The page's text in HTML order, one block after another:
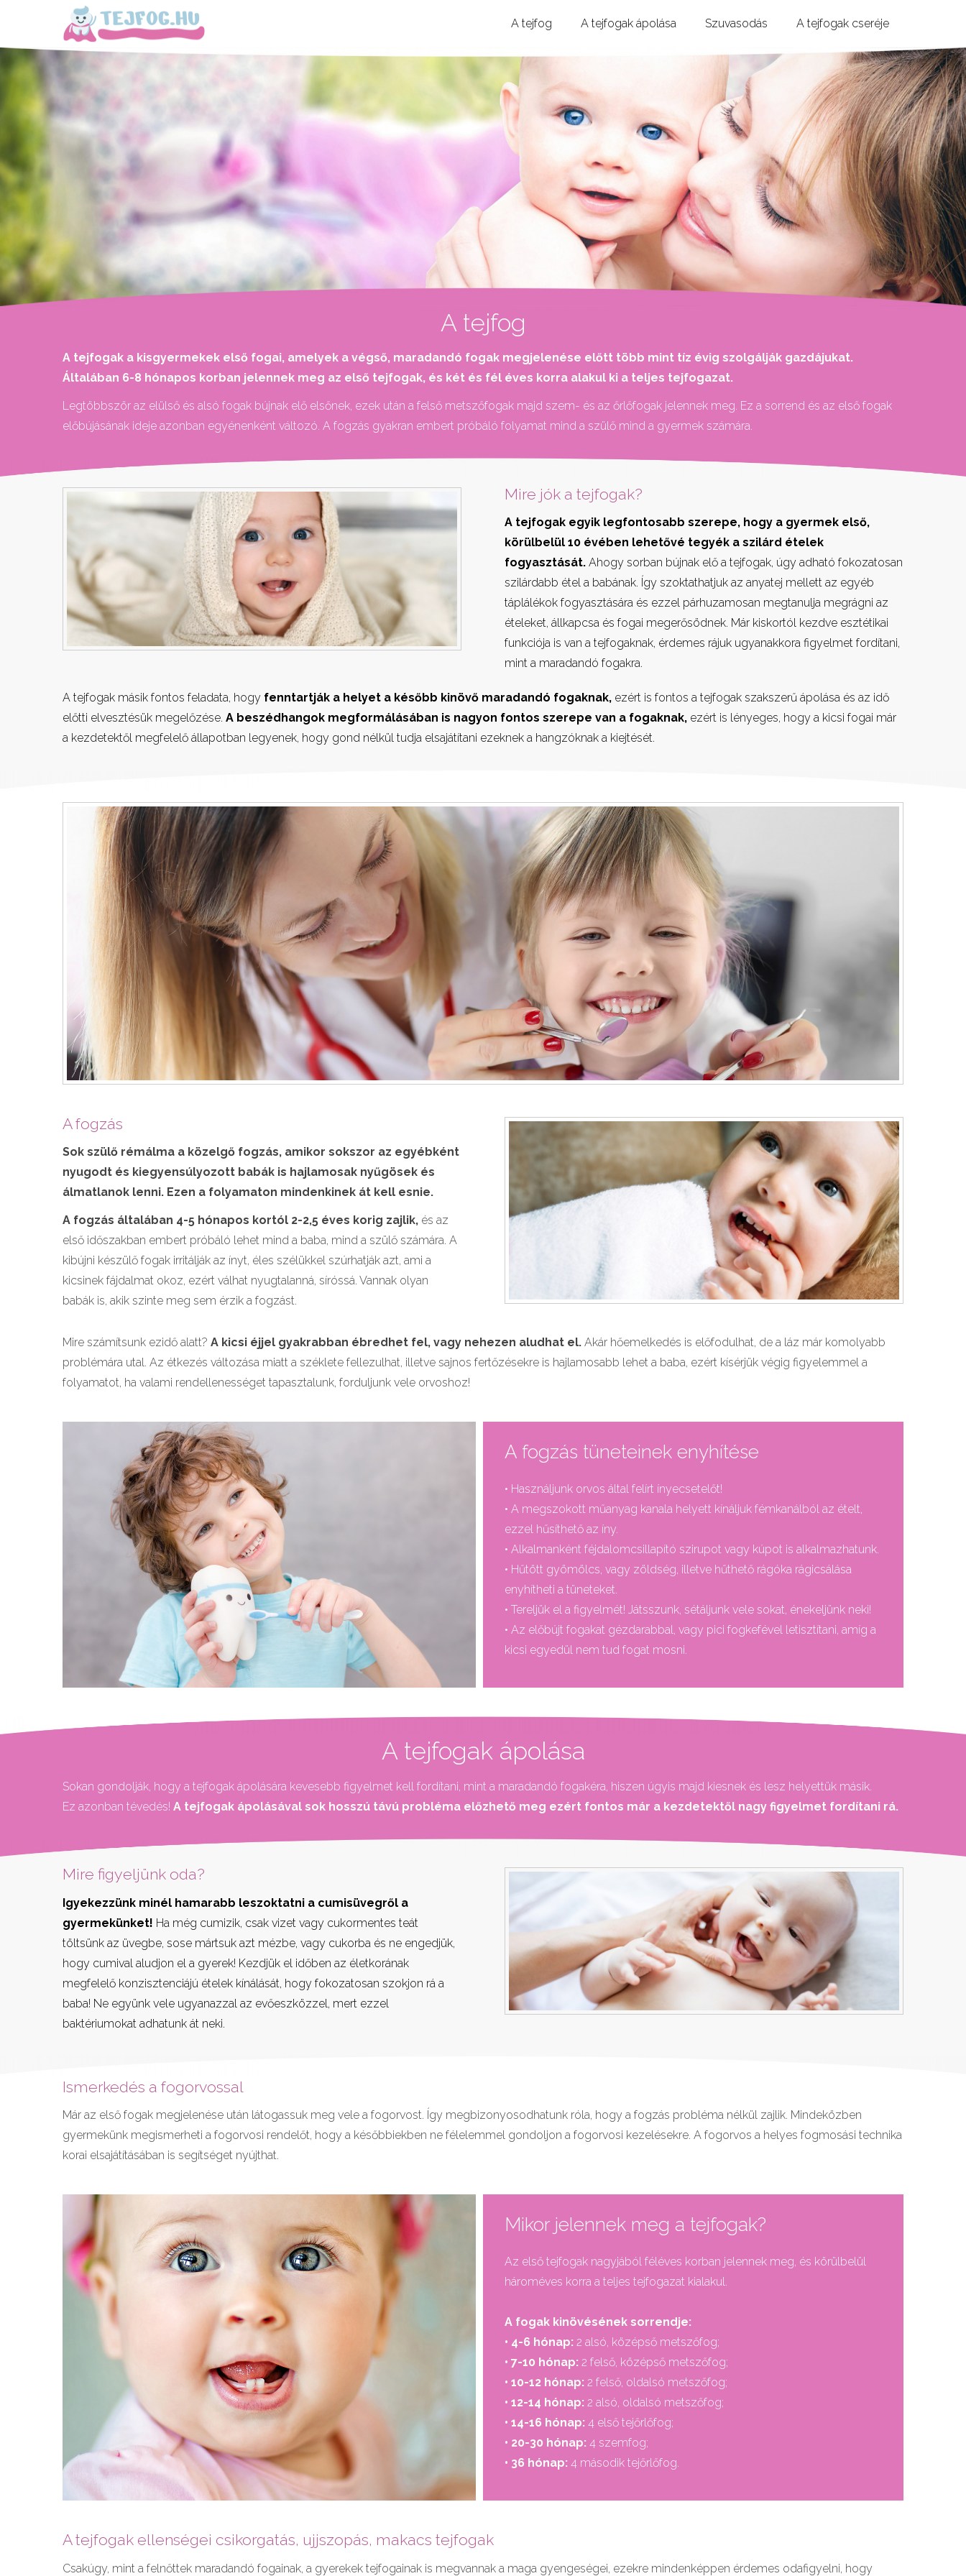
A tejfog A tejfogak ápolása Szuvasodás A tejfogak cseréje
A tejfog
A tejfogak a kisgyermekek első fogai, amelyek a végső, maradandó fogak megjelenése előtt több mint tíz évig szolgálják gazdájukat.
Általában 6-8 hónapos korban jelennek meg az első tejfogak, és két és fél éves korra alakul ki a teljes tejfogazat.
Legtöbbször az elülső és alsó fogak bújnak elő elsőnek, ezek után a felső metszőfogak majd szem- és az őrlőfogak jelennek meg. Ez a sorrend és az első fogak
előbújásának ideje azonban egyénenként változó. A fogzás gyakran embert próbáló folyamat mind a szülő mind a gyermek számára.
​Mire jók a tejfogak?
A tejfogak egyik legfontosabb szerepe, hogy a gyermek első,
körülbelül 10 évében lehetővé tegyék a szilárd ételek
fogyasztását. Ahogy sorban bújnak elő a tejfogak, úgy adható fokozatosan
szilárdabb étel a babának. Így szoktathatjuk az anyatej mellett az egyéb
táplálékok fogyasztására és ezzel párhuzamosan megtanulja megrágni az
ételeket, állkapcsa és fogai megerősödnek. Már kiskortól kezdve esztétikai
funkciója is van a tejfogaknak, érdemes rájuk ugyanakkora figyelmet fordítani,
mint a maradandó fogakra.
A tejfogak másik fontos feladata, hogy fenntartják a helyet a később kinövő maradandó fogaknak, ezért is fontos a tejfogak szakszerű ápolása és az idő
előtti elvesztésük megelőzése. A beszédhangok megformálásában is nagyon fontos szerepe van a fogaknak, ezért is lényeges, hogy a kicsi fogai már
a kezdetektől megfelelő állapotban legyenek, hogy gond nélkül tudja elsajátítani ezeknek a hangzóknak a kiejtését.
A fogzás
Sok szülő rémálma a közelgő fogzás, amikor sokszor az egyébként
nyugodt és kiegyensúlyozott babák is hajlamosak nyűgösek és
álmatlanok lenni. Ezen a folyamaton mindenkinek át kell esnie.
A fogzás általában 4-5 hónapos kortól 2-2,5 éves korig zajlik, és az
első időszakban embert próbáló lehet mind a baba, mind a szülő számára. A
kibújni készülő fogak irritálják az ínyt, éles szélükkel szúrhatják azt, ami a
kicsinek fájdalmat okoz, ezért válhat nyugtalanná, síróssá. Vannak olyan
babák is, akik szinte meg sem érzik a fogzást.
Mire számítsunk ezidő alatt? A kicsi éjjel gyakrabban ébredhet fel, vagy nehezen aludhat el. Akár hőemelkedés is előfodulhat, de a láz már komolyabb
problémára utal. Az étkezés változása miatt a széklete fellezulhat, illetve sajnos fertőzésekre is hajlamosabb lehet a baba, ezért kísérjük végig figyelemmel a
folyamatot, ha valami rendellenességet tapasztalunk, forduljunk vele orvoshoz!
A fogzás tüneteinek enyhítése
• Használjunk orvos által felírt ínyecsetelőt!
• A megszokott műanyag kanala helyett kínáljuk fémkanálból az ételt,
ezzel hűsíthető az íny.
• Alkalmanként féjdalomcsillapító szirupot vagy kúpot is alkalmazhatunk.
• Hűtött gyömölcs, vagy zöldség, illetve hűthető rágóka rágicsálása
enyhítheti a tüneteket.
• Tereljük el a figyelmét! Játsszunk, sétáljunk vele sokat, énekeljünk neki!
• Az előbújt fogakat gézdarabbal, vagy pici fogkefével letisztítani, amíg a
kicsi egyedül nem tud fogat mosni.
A tejfogak ápolása
Sokan gondolják, hogy a tejfogak ápolására kevesebb figyelmet kell fordítani, mint a maradandó fogakéra, hiszen úgyis majd kiesnek és lesz helyettük másik.
Ez azonban tévedés! A tejfogak ápolásával sok hosszú távú probléma előzhető meg ezért fontos már a kezdetektől nagy figyelmet fordítani rá.
Mire figyeljünk oda?
Igyekezzünk minél hamarabb leszoktatni a cumisüvegről a
gyermekünket! Ha még cumizik, csak vizet vagy cukormentes teát
töltsünk az üvegbe, sose mártsuk azt mézbe, vagy cukorba és ne engedjük,
hogy cumival aludjon el a gyerek! Kezdjük el időben az életkorának
megfelelő konzisztenciájú ételek kínálását, hogy fokozatosan szokjon rá a
baba! Ne együnk vele ugyanazzal az evőeszközzel, mert ezzel
baktériumokat adhatunk át neki.
Ismerkedés a fogorvossal
Már az első fogak megjelenése után látogassuk meg vele a fogorvost. Így megbizonyosodhatunk róla, hogy a fogzás probléma nélkül zajlik. Mindeközben
gyermekünk megismerheti a fogorvosi rendelőt, hogy a későbbiekben ne félelemmel gondoljon a fogorvosi kezelésekre. A fogorvos a helyes fogmosási technika
korai elsajátításában is segítséget nyújthat.
Mikor jelennek meg a tejfogak?
Az első tejfogak nagyjából féléves korban jelennek meg, és körülbelül
hároméves korra a teljes tejfogazat kialakul.
A fogak kinövésének sorrendje:
• 4-6 hónap: 2 alsó, középső metszőfog;
• 7-10 hónap: 2 felső, középső metszőfog;
• 10-12 hónap: 2 felső, oldalsó metszőfog;
• 12-14 hónap: 2 alsó, oldalsó metszőfog;
• 14-16 hónap: 4 első tejőrlőfog;
• 20-30 hónap: 4 szemfog;
• 36 hónap: 4 második tejőrlőfog.
A tejfogak ellenségei csikorgatás, ujjszopás, makacs tejfogak
Csakúgy, mint a felnőttek maradandó fogainak, a gyerekek tejfogainak is megvannak a maga gyengeségei, ezekre mindenképpen érdemes odafigyelni, hogy